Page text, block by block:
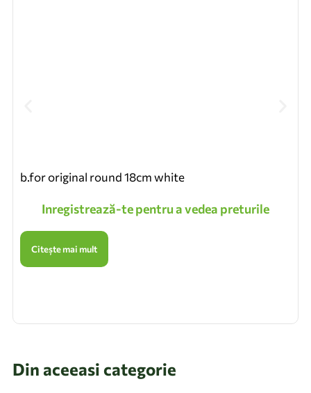
b.for original round 18cm white
Inregistrează-te pentru a vedea preturile
Citește mai mult
Din aceeasi categorie